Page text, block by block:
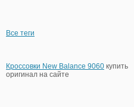
Все теги
Кроссовки New Balance 9060 купить
оригинал на сайте